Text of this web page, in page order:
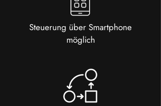
Steuerung über Smartphone
möglich